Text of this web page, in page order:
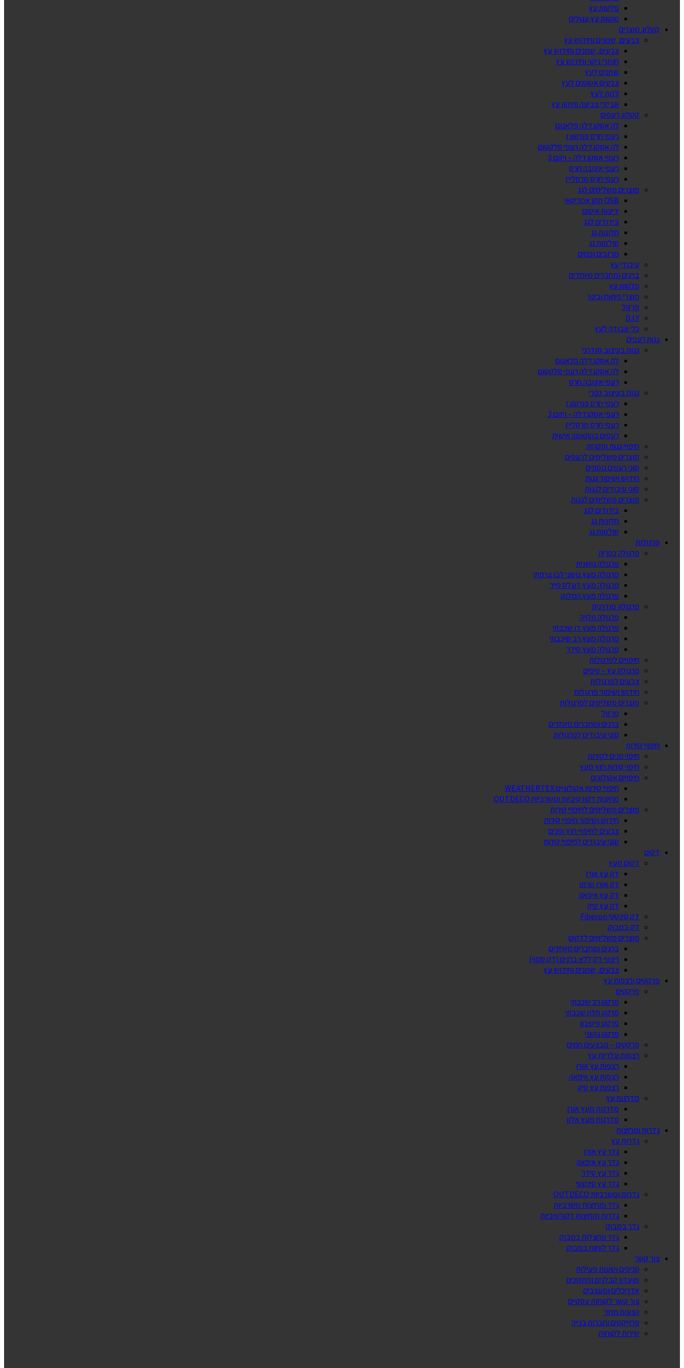
פלטות עץ
מוטות עץ עגולים
קטלוג מוצרים
צבעים, שמנים וחידוש עץ
צבעים, שמנים וחידוש עץ
חומרי ניקוי וחידוש עץ
שמנים לעץ
צבעים אטומים לעץ
לכות לעץ
אביזרי צביעה ותיקון עץ
קטלוג רעפים
לה אסקנדלה פלאנום
רעפי חרס פורטוגז
לה אסקנדלה רעפי סלקטום
רעפי אסקנדלה – ויזום 3
רעפי אינובה חרס
רעפי חרס מרסלייז
מוצרים משלימים לגג
OSB תקן אמריקאי
יריעות איטום
בידודים לגג
חלונות גג
סולמות גג
מרזבים ופחים
עיבודי עץ
ברגים ומחברים מיוחדים
פלטות עץ
מוצרי פיתוח ובינוי
פרזול
D.I.Y
כלי עבודה לעץ
גגות רעפים
גגות בעיצוב מודרני
לה אסקנדלה פלאנום
לה אסקנדלה רעפי סלקטום
רעפי אינובה חרס
גגות בעיצוב כפרי
רעפי חרס פורטוגז
רעפי אסקנדלה – ויזום 3
רעפי חרס מרסלייז
רעפים בהתאמה אישית
חיפויי גגות ותקרות
מוצרים משלימים לרעפים
סוגי רעפים נוספים
חידוש ושימור גגות
סוגי עיבודים לגגות
מוצרים משלימים לגגות
בידודים לגג
חלונות גג
סולמות גג
פרגולות
פרגולה כפרית
פרגולה גושנית
פרגולה מעץ גושני לבן צרפתי
פרגולה מעץ דוגלס פייר
פרגולה מעץ המלוק
פרגולה מודרנית
פרגולה תלויה
פרגולה מעץ דו שכבתי
פרגולה מעץ רב שיכבתי
פרגולה מעץ סידר
חיפויים לפרגולות
פרגולת עץ – טיפים
צבעים לפרגולות
חידוש ושימור פרגולות
מוצרים משלימים לפרגולות
פרזול
ברגים ומחברים מיוחדים
סוגי עיבודים לפרגולות
חיפויי קירות
חיפוי פנים לקירות
חיפוי קירות חוץ מעץ
חיפויים אקולוגים
חיפויי קירות אקולוגיים WEATHERTEX
מחיצות דקורטיביות ומשרביות OUTDECO
מוצרים משלימים לחיפויי קירות
חידוש ושימור חיפויי קירות
צבעים לחיפויי חוץ ופנים
סוגי עיבודים לחיפויי קירות
דקים
דקים מעץ
דק עץ אורן
דק אורן טרמו
דק עץ איפאה
דק עץ טיק
דק סינטטי Fiberon
דק במבוק
מוצרים משלימים לדקים
ברגים ומחברים מיוחדים
ריצוף דק ללא ברגים (דק סמוי)
צבעים, שמנים וחידוש עץ
פרקטים ורצפות עץ
פרקטים
פרקט רב שכבתי
פרקט תלת שכבתי
פרקט פישבון
פרקט גושני
פרקטים – מבצעים חמים
רצפות וגלריות עץ
רצפות עץ אורן
רצפות עץ איפאה
רצפות עץ טיק
מדרגות עץ
מדרגות מעץ אורן
מדרגות מעץ אלון
גדרות ומחיצות
גדרות עץ
גדר עץ אורן
גדר עץ איפאה
גדר עץ סידר
גדר עץ סינטטי
גדרות ומשרביות OUTDECO
גדר ומחיצות משרביות
גדרות ומחיצות דקורטיביות
גדר במבוק
גדר מחצלות במבוק
גדר לוחות במבוק
צור קשר
סניפים ושעות פעילות
מועדון קבלנים ומתקינים
אדריכלים ומעצבים
צור קשר לקוחות עסקיים
הצעות מחיר
פרוייקטים וחברות בנייה
שירות לקוחות